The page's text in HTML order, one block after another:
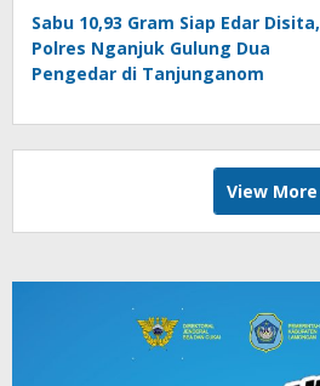
Sabu 10,93 Gram Siap Edar Disita,
Polres Nganjuk Gulung Dua
Pengedar di Tanjunganom
View More